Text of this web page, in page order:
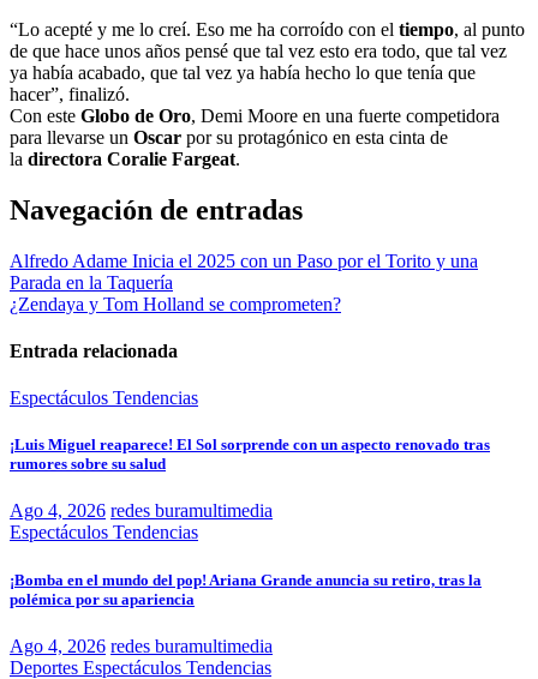
“Lo acepté y me lo creí. Eso me ha corroído con el tiempo, al punto
de que hace unos años pensé que tal vez esto era todo, que tal vez
ya había acabado, que tal vez ya había hecho lo que tenía que
hacer”, finalizó.
Con este Globo de Oro, Demi Moore en una fuerte competidora
para llevarse un Oscar por su protagónico en esta cinta de
la directora Coralie Fargeat.
Navegación de entradas
Alfredo Adame Inicia el 2025 con un Paso por el Torito y una
Parada en la Taquería
¿Zendaya y Tom Holland se comprometen?
Entrada relacionada
Espectáculos Tendencias
¡Luis Miguel reaparece! El Sol sorprende con un aspecto renovado tras
rumores sobre su salud
Ago 4, 2026 redes buramultimedia
Espectáculos Tendencias
¡Bomba en el mundo del pop! Ariana Grande anuncia su retiro, tras la
polémica por su apariencia
Ago 4, 2026 redes buramultimedia
Deportes Espectáculos Tendencias